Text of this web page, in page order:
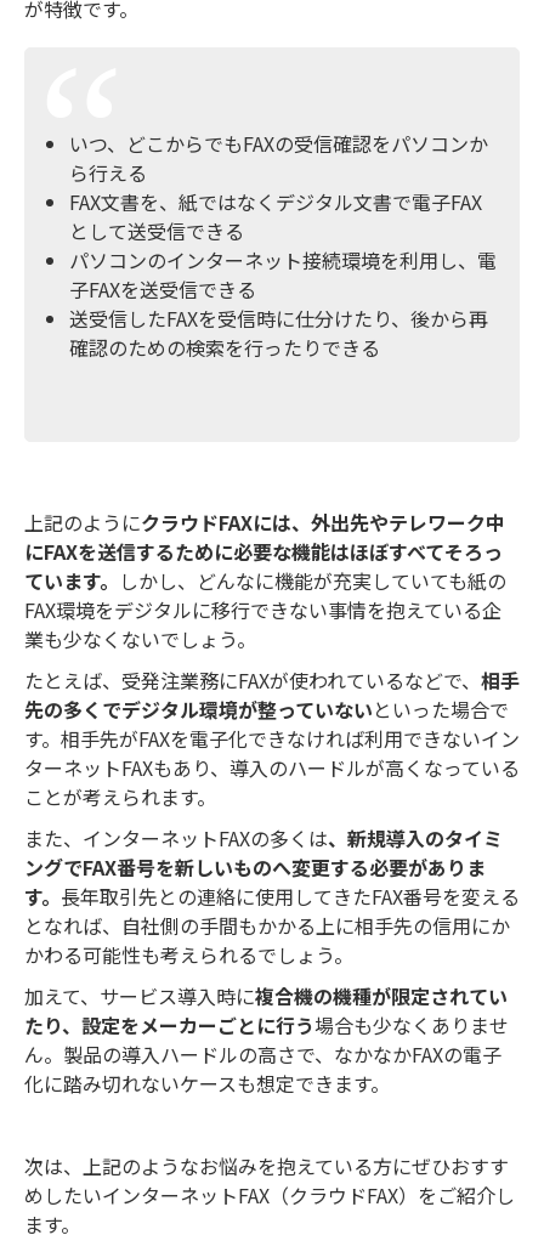
が特徴です。
いつ、どこからでもFAXの受信確認をパソコンか
ら行える
FAX文書を、紙ではなくデジタル文書で電子FAX
として送受信できる
パソコンのインターネット接続環境を利用し、電
子FAXを送受信できる
送受信したFAXを受信時に仕分けたり、後から再
確認のための検索を行ったりできる
上記のようにクラウドFAXには、外出先やテレワーク中
にFAXを送信するために必要な機能はほぼすべてそろっ
ています。 しかし、どんなに機能が充実していても紙の
FAX環境をデジタルに移行できない事情を抱えている企
業も少なくないでしょう。
たとえば、受発注業務にFAXが使われているなどで、 相手
先の多くでデジタル環境が整っていないといった場合で
す。相手先がFAXを電子化できなければ利用できないイン
ターネットFAXもあり、導入のハードルが高くなっている
ことが考えられます。
また、インターネットFAXの多くは、新規導入のタイミ
ングでFAX番号を新しいものへ変更する必要がありま
す。 長年取引先との連絡に使用してきたFAX番号を変える
となれば、自社側の手間もかかる上に相手先の信用にか
かわる可能性も考えられるでしょう。
加えて、サービス導入時に複合機の機種が限定されてい
たり、設定をメーカーごとに行う場合も少なくありませ
ん。製品の導入ハードルの高さで、なかなかFAXの電子
化に踏み切れないケースも想定できます。
次は、上記のようなお悩みを抱えている方にぜひおすす
めしたいインターネットFAX（クラウドFAX）をご紹介し
ます。